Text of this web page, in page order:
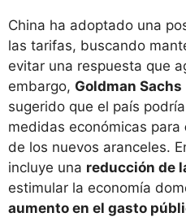
China ha adoptado una
las tarifas, buscando
evitar una respuesta que
embargo, Goldman Sachs
sugerido que el país
medidas económicas para
de los nuevos aranceles.
incluye una reducción de
estimular la economía
aumento en el gasto